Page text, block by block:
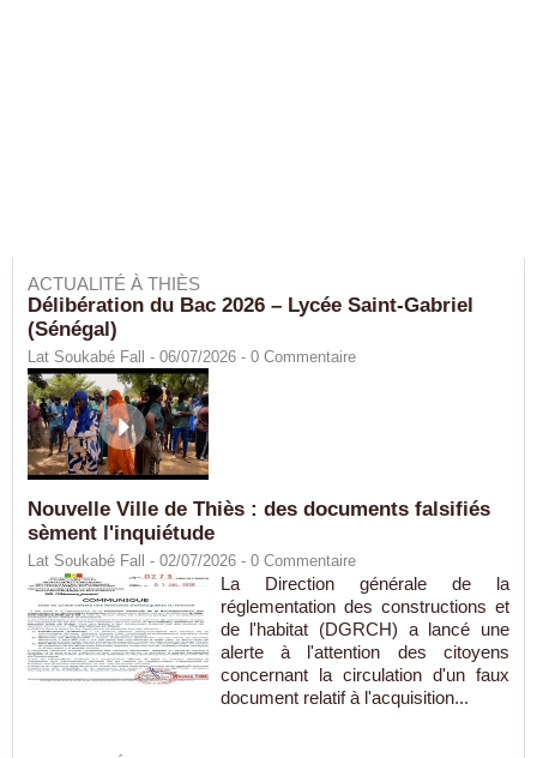
ACTUALITÉ À THIÈS
Délibération du Bac 2026 – Lycée Saint-Gabriel
(Sénégal)
Lat Soukabé Fall - 06/07/2026 - 0 Commentaire
Nouvelle Ville de Thiès : des documents falsifiés
sèment l'inquiétude
Lat Soukabé Fall - 02/07/2026 - 0 Commentaire
La Direction générale de la
réglementation des constructions et
de l'habitat (DGRCH) a lancé une
alerte à l'attention des citoyens
concernant la circulation d'un faux
document relatif à l'acquisition...